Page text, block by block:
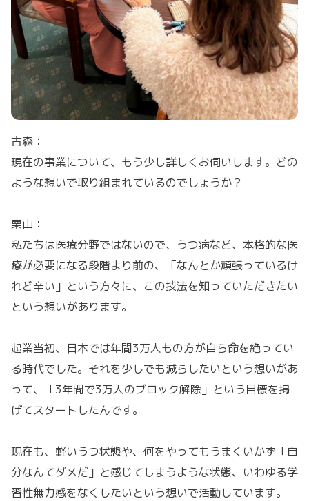
古森：
現在の事業について、もう少し詳しくお伺いします。どの
ような想いで取り組まれているのでしょうか？
栗山：
私たちは医療分野ではないので、うつ病など、本格的な医
療が必要になる段階より前の、「なんとか頑張っているけ
れど辛い」という方々に、この技法を知っていただきたい
という想いがあります。
起業当初、日本では年間3万人もの方が自ら命を絶ってい
る時代でした。それを少しでも減らしたいという想いがあ
って、「3年間で3万人のブロック解除」という目標を掲
げてスタートしたんです。
現在も、軽いうつ状態や、何をやってもうまくいかず「自
分なんてダメだ」と感じてしまうような状態、いわゆる学
習性無力感をなくしたいという想いで活動しています。